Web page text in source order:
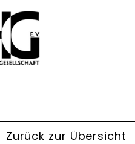
Zurück zur Übersicht